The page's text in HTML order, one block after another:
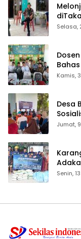
Selasa,
Ijtima
Kamis,
Desa
ID
Jumat,
Senin,